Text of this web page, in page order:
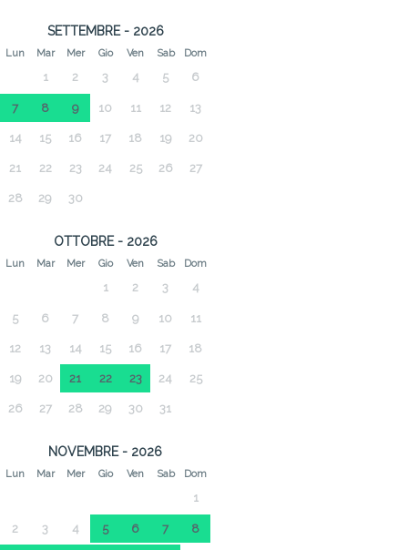
SETTEMBRE - 2026
Lun Mar Mer Gio Ven Sab Dom
1 2 3 4 5 6
7 8 9 10 11 12 13
14 15 16 17 18 19 20
21 22 23 24 25 26 27
28 29 30
OTTOBRE - 2026
Lun Mar Mer Gio Ven Sab Dom
1 2 3 4
5 6 7 8 9 10 11
12 13 14 15 16 17 18
19 20 21 22 23 24 25
26 27 28 29 30 31
NOVEMBRE - 2026
Lun Mar Mer Gio Ven Sab Dom
1
2 3 4 5 6 7 8